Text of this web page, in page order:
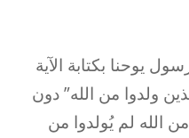
يوحنا بكتابة الآية
ولدوا من الله” دون
الله لم يُولدوا من